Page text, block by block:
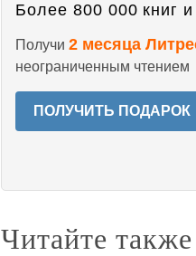
Более 800 000 книг
Получи 2 месяца
неограниченным чтением
ПОЛУЧИТЬ ПОДАРОК
Читайте также